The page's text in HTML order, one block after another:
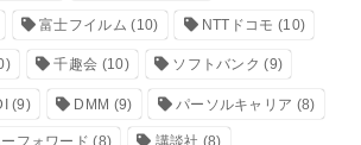
富士フイルム (10) NTTドコモ (10)
千趣会 (10) ソフトバンク (9)
(9) DMM (9) パーソルキャリア (8)